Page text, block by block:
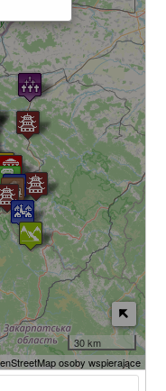
30 km
osoby wspierające